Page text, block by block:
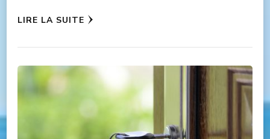
LIRE LA SUITE